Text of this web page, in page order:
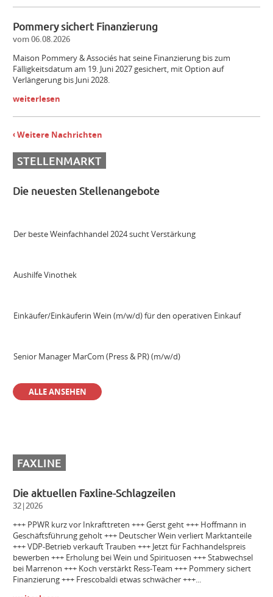
Pommery sichert Finanzierung
vom 06.08.2026
Maison Pommery & Associés hat seine Finanzierung bis zum
Fälligkeitsdatum am 19. Juni 2027 gesichert, mit Option auf
Verlängerung bis Juni 2028.
weiterlesen
Weitere Nachrichten
STELLENMARKT
Die neuesten Stellenangebote
Mitarbeiter (m/w/d) Vinothek
Senior Brand Builder (m/w/d)
Landmaschinenmechatroniker Weinbau (m/w/d)
Gebietsverkaufsleiter WEST (m/w/d)
Der beste Weinfachhandel 2024 sucht Verstärkung
Aushilfe Vinothek
Einkäufer/Einkäuferin Wein (m/w/d) für den operativen Einkauf
Senior Manager MarCom (Press & PR) (m/w/d)
Sales Manager & Brand Ambassador Premium Spirits (m/w/d)
Einkäuferin/Einkäufer Wein (m/w/d) für den operativen Einkauf
Bezirksleiter / Handelsagentur (m/w/d) Gebiet Württemberg
ALLE ANSEHEN
FAXLINE
Die aktuellen Faxline-Schlagzeilen
32|2026
+++ PPWR kurz vor Inkrafttreten +++ Gerst geht +++ Hoffmann in
Geschäftsführung geholt +++ Deutscher Wein verliert Marktanteile
+++ VDP-Betrieb verkauft Trauben +++ Jetzt für Fachhandelspreis
bewerben +++ Erholung bei Wein und Spirituosen +++ Stabwechsel
bei Marrenon +++ Koch verstärkt Ress-Team +++ Pommery sichert
Finanzierung +++ Frescobaldi etwas schwächer +++...